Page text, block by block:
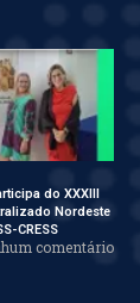
do XXXIII
Nordeste
CRESS
comentário